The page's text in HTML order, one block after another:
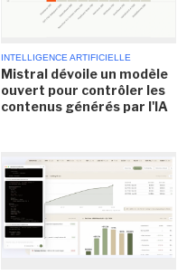
INTELLIGENCE ARTIFICIELLE
Mistral dévoile un modèle
ouvert pour contrôler les
contenus générés par l'IA